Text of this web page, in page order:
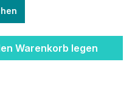
den
Warenkorb legen